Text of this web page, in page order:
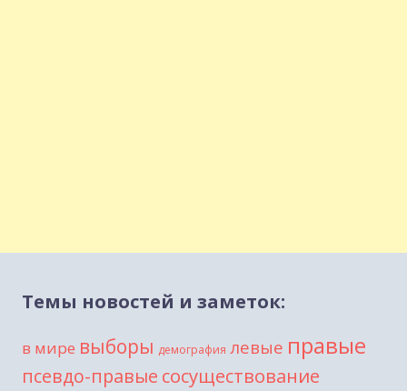
Темы новостей и заметок:
в мире выборы демография левые правые
псевдо-правые сосуществование